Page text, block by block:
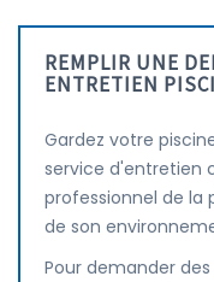
REMPLIR UNE
ENTRETIEN
Gardez votre
service d'entretien
professionnel de la
de son
Pour demander